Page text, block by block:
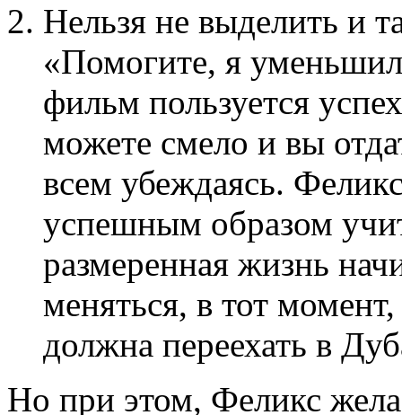
Нельзя не выделить и
«Помогите, я
фильм пользуется
можете смело и вы
всем убеждаясь.
успешным образом
размеренная жизнь
меняться, в тот
должна переехать в
Но при этом, Феликс